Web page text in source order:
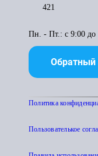
421
Пн. - Пт.: с 9:00 до
Обратный
Политика
Пользователькое